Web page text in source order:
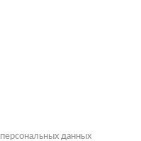
данных